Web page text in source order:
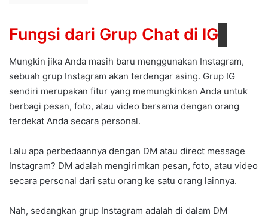
Fungsi dari Grup Chat di IG
Mungkin jika Anda masih baru menggunakan Instagram,
sebuah grup Instagram akan terdengar asing. Grup IG
sendiri merupakan fitur yang memungkinkan Anda untuk
berbagi pesan, foto, atau video bersama dengan orang
terdekat Anda secara personal.
Lalu apa perbedaannya dengan DM atau direct message
Instagram? DM adalah mengirimkan pesan, foto, atau video
secara personal dari satu orang ke satu orang lainnya.
Nah, sedangkan grup Instagram adalah di dalam DM